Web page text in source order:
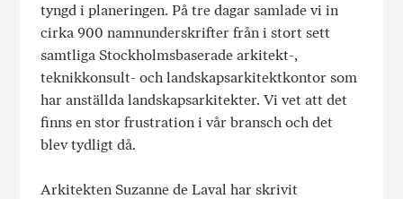
tyngd i planeringen. På tre dagar samlade vi in
cirka 900 namnunderskrifter från i stort sett
samtliga Stockholmsbaserade arkitekt-,
teknikkonsult- och landskapsarkitektkontor som
har anställda landskapsarkitekter. Vi vet att det
finns en stor frustration i vår bransch och det
blev tydligt då.
Arkitekten Suzanne de Laval har skrivit